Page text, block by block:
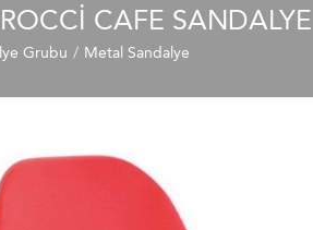
CAFE SANDALYE
Grubu Metal Sandalye